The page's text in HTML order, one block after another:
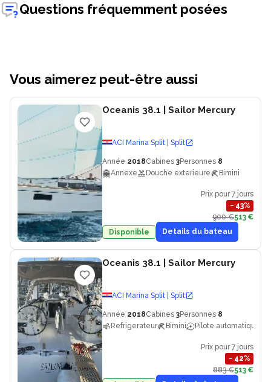
Questions fréquemment posées
Vous aimerez peut-être aussi
Oceanis 38.1 | Sailor Mercury
ACI Marina Split | Split
Année 2018Cabines 3Personnes 8
Annexe
Douche exterieure Bimini
Prix pour 7 jours
− 43%
900 €513 €
Disponible
Details du bateau
Oceanis 38.1 | Sailor Mercury
ACI Marina Split | Split
Année 2018Cabines 3Personnes 8
Refrigerateur
Bimini Pilote automatique
Prix pour 7 jours
− 42%
883 €513 €